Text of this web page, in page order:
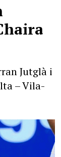
Jutglà i
– Vila-